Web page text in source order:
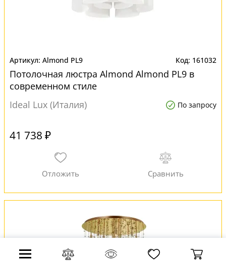
Almond PL9 161032
Потолочная люстра Almond Almond PL9 в
современном стиле
Ideal Lux (Италия)
По запросу
41 738 ₽